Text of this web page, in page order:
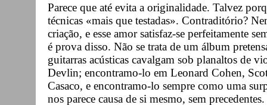
Parece que até evita a originalidade. Talvez
técnicas «mais que testadas». Contraditório?
criação, e esse amor satisfaz-se perfeitamente
é prova disso. Não se trata de um álbum
guitarras acústicas cavalgam sob planaltos de
Devlin; encontramo-lo em Leonard Cohen,
Casaco, e encontramo-lo sempre como uma
nos parece causa de si mesmo, sem